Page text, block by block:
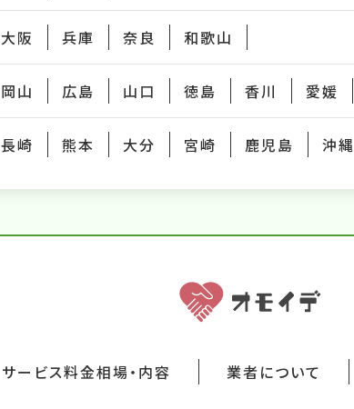
大阪 兵庫 奈良 和歌山
岡山 広島 山口 徳島 香川 愛媛
長崎 熊本 大分 宮崎 鹿児島 沖縄
サービス料金相場・内容 業者について